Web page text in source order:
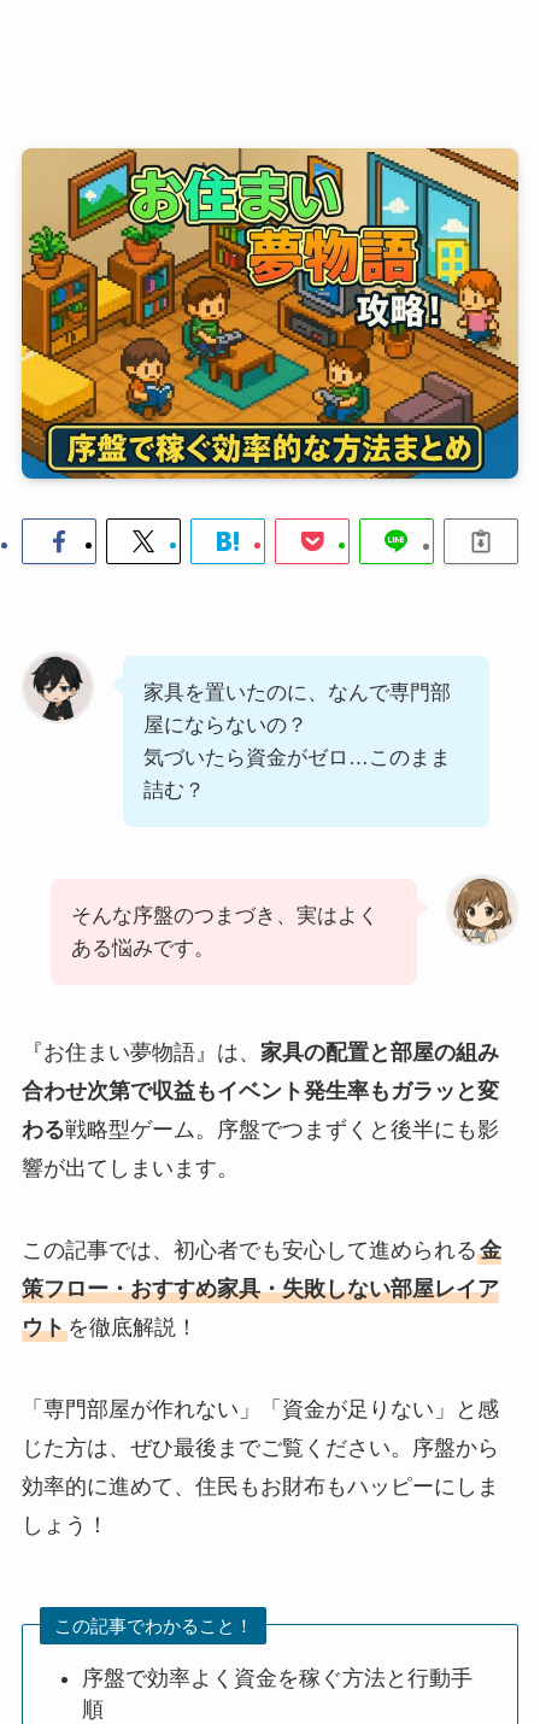
家具を置いたのに、なんで専門部
屋にならないの？
気づいたら資金がゼロ…このまま
詰む？
そんな序盤のつまづき、実はよく
ある悩みです。
『お住まい夢物語』は、 家具の配置と部屋の組み
合わせ次第で収益もイベント発生率もガラッと変
わる戦略型ゲーム。序盤でつまずくと後半にも影
響が出てしまいます。
この記事では、初心者でも安心して進められる金
策フロー・おすすめ家具・失敗しない部屋レイア
ウトを徹底解説！
「専門部屋が作れない」「資金が足りない」と感
じた方は、ぜひ最後までご覧ください。序盤から
効率的に進めて、住民もお財布もハッピーにしま
しょう！
この記事でわかること！
序盤で効率よく資金を稼ぐ方法と行動手
順